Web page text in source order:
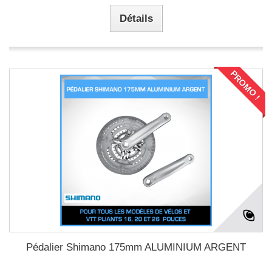
Détails
PROMO !
Pédalier Shimano 175mm ALUMINIUM ARGENT